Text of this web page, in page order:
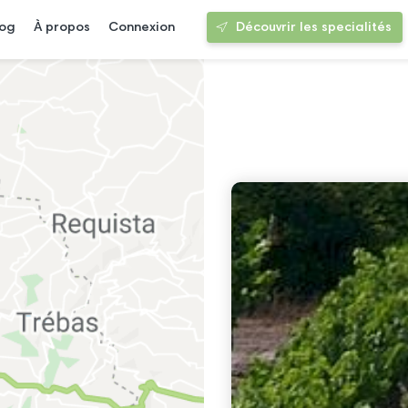
À propos Connexion Découvrir les specialités